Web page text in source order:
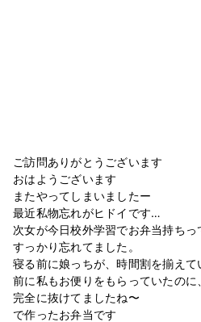
ご訪問ありがとうございます
おはようございます
またやってしまいましたー
最近私物忘れがヒドイです…
次女が今日校外学習でお弁当持ちっ
すっかり忘れてました。
寝る前に娘っちが、時間割を揃えて
前に私もお便りをもらっていたのに、
完全に抜けてましたね〜
で作ったお弁当です